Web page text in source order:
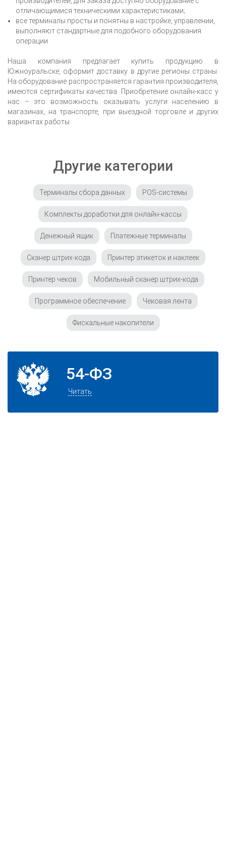
отличающимися техническими характеристиками;
все терминалы просты и понятны в настройке, управлении,
выполняют стандартные для подобного оборудования
операции.
Наша компания предлагает купить продукцию в
Южноуральске , оформит доставку в другие регионы страны.
На оборудование распространяется гарантия производителя,
имеются сертификаты качества. Приобретение онлайн-касс у
нас – это возможность оказывать услуги населению в
магазинах, на транспорте, при выездной торговле и других
вариантах работы.
Другие категории
Терминалы сбора данных POS-системы
Комплекты доработки для онлайн-кассы
Денежный ящик Платежные терминалы
Сканер штрих-кода Принтер этикеток и наклеек
Принтер чеков Мобильный сканер штрих-кода
Программное обеспечение Чековая лента
Фискальные накопители
54-ФЗ
Читать